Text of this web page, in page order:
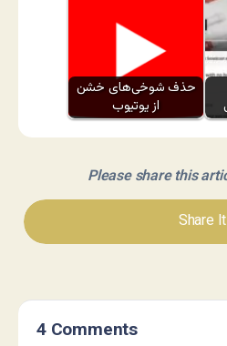
حذف شوخی‌های خشن
از یوتیوب
Please share this
Share
4 Comments